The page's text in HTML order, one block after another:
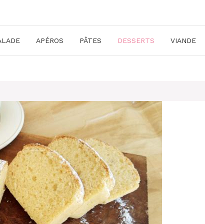
APÉROS PÂTES DESSERTS VIANDE